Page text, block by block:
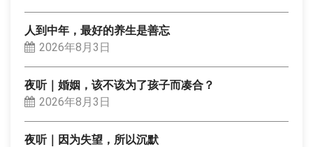
人到中年，最好的养生是善忘
2026年8月3日
夜听｜婚姻，该不该为了孩子而凑合？
2026年8月3日
夜听｜因为失望，所以沉默